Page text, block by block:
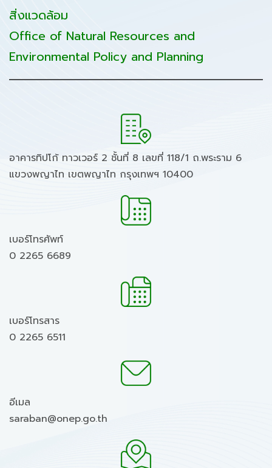
สิ่งแวดล้อม
Office of Natural Resources and
Environmental Policy and Planning
อาคารทิปโก้ ทาวเวอร์ 2 ชั้นที่ 8 เลขที่ 118/1 ถ.พระราม 6
แขวงพญาไท เขตพญาไท กรุงเทพฯ 10400
เบอร์โทรศัพท์
0 2265 6689
เบอร์โทรสาร
0 2265 6511
อีเมล
saraban@onep.go.th